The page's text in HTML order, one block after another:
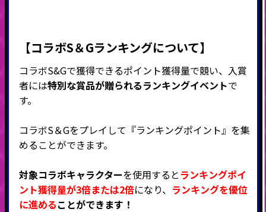
【コラボS＆Gランキングについて】
コラボS&Gで獲得できるポイント獲得量で競い、入賞
者には特別な賞品が贈られるランキングイベントで
す。
コラボS＆Gをプレイして『ランキングポイント』を集
めることができます。
対象コラボキャラクターを使用すると ランキングポイ
ント獲得量が3倍または2倍になり、 ランキングを優位
に進めることができます！